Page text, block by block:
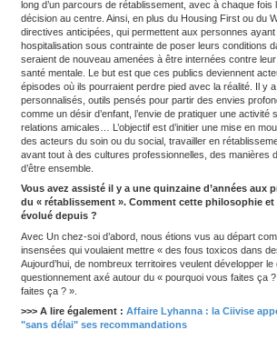
constate que quand on associe le
avec un effet potentialisateur de l’un sur
Quelle est la place accordée au risque
Dans le Logement d’abord comme dans
qui va fonctionner. Pour savoir, il faut
marche pas. Mais la vie est une prise de
toujours un moment de déséquilibre entre
nécessaire pour avancer. Toute la
installe autour de ce moment de
douloureuse. À travers ces dispositifs,
contrôlée.
>>> Sur le même sujet :Aurélie
est possible"
Accepter l’essai-erreur permet
personne qui vivait à la rue et souhaitait
parvenait pas à y avoir accès en raison